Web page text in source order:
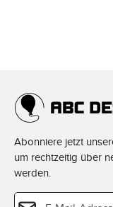
Abonniere jetzt
um rechtzeitig über
werden.
E-Mail-Adresse*